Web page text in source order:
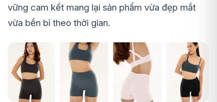
vững cam kết mang lại sản phẩm vừa đẹp mắt
vừa bền bỉ theo thời gian.